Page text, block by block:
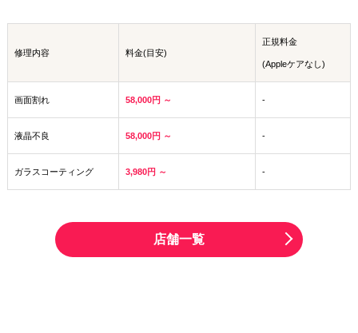
修理内容 料金(目安)
正規料金
(Appleケアなし)
画面割れ 58,000円 ～ -
液晶不良 58,000円 ～ -
ガラスコーティング 3,980円 ～ -
店舗一覧